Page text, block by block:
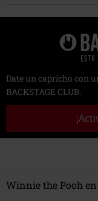
Date un capricho con
BACKSTAGE CLUB.
Winnie the Pooh